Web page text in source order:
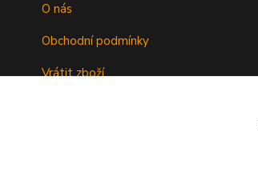
O nás
Obchodní podmínky
Vrátit zboží